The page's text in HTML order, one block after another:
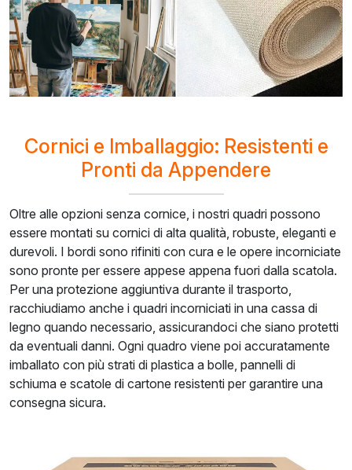
Cornici e Imballaggio: Resistenti e
Pronti da Appendere
Oltre alle opzioni senza cornice, i nostri quadri possono
essere montati su cornici di alta qualità, robuste, eleganti e
durevoli. I bordi sono rifiniti con cura e le opere incorniciate
sono pronte per essere appese appena fuori dalla scatola.
Per una protezione aggiuntiva durante il trasporto,
racchiudiamo anche i quadri incorniciati in una cassa di
legno quando necessario, assicurandoci che siano protetti
da eventuali danni. Ogni quadro viene poi accuratamente
imballato con più strati di plastica a bolle, pannelli di
schiuma e scatole di cartone resistenti per garantire una
consegna sicura.